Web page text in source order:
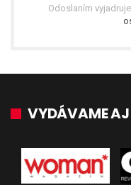
Odoslaním
VYDÁVAME